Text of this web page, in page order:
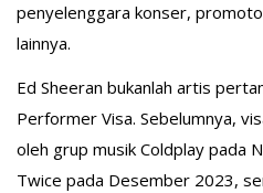
penyelenggara konser,
lainnya.
Ed Sheeran bukanlah artis
Performer Visa. Sebelumnya,
oleh grup musik Coldplay pada
Twice pada Desember 2023,